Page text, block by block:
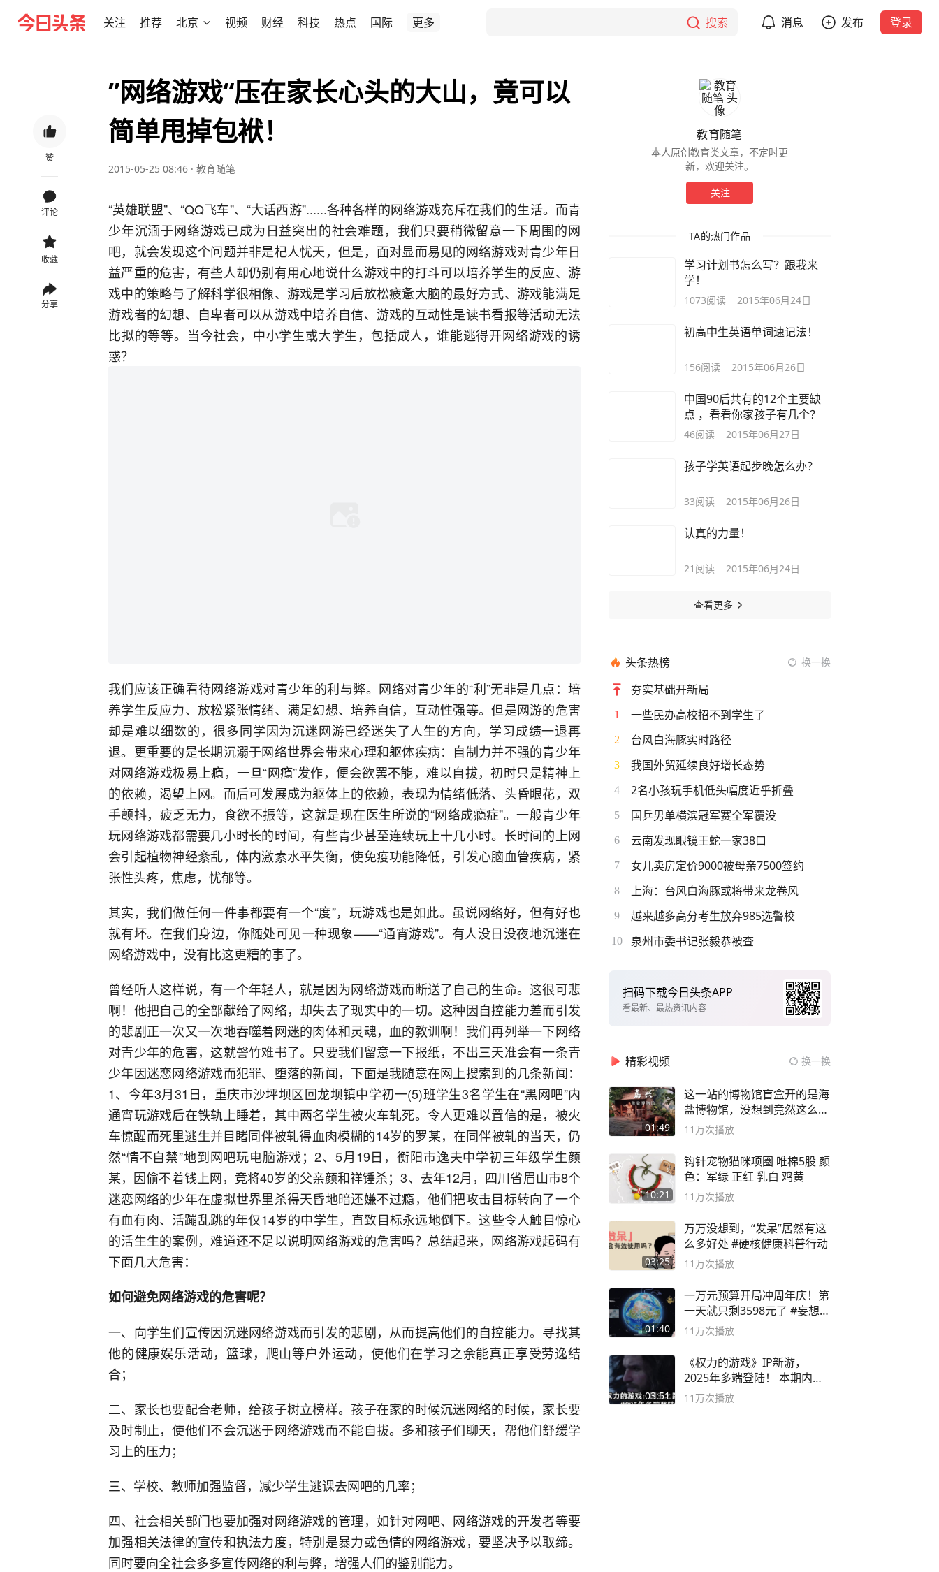
关注 推荐 北京 视频 财经 科技 热点 国际 更多 搜索 消息 发布 登录
赞
评论
收藏
分享
”网络游戏“压在家长心头的大山，竟可以
简单甩掉包袱！
2015-05-25 08:46 · 教育随笔
“英雄联盟”、“QQ飞车”、“大话西游”......各种各样的网络游戏充斥在我们的生活。而青
少年沉湎于网络游戏已成为日益突出的社会难题，我们只要稍微留意一下周围的网
吧，就会发现这个问题并非是杞人忧天，但是，面对显而易见的网络游戏对青少年日
益严重的危害，有些人却仍别有用心地说什么游戏中的打斗可以培养学生的反应、游
戏中的策略与了解科学很相像、游戏是学习后放松疲惫大脑的最好方式、游戏能满足
游戏者的幻想、自卑者可以从游戏中培养自信、游戏的互动性是读书看报等活动无法
比拟的等等。当今社会，中小学生或大学生，包括成人，谁能逃得开网络游戏的诱
惑？
我们应该正确看待网络游戏对青少年的利与弊。网络对青少年的“利”无非是几点：培
养学生反应力、放松紧张情绪、满足幻想、培养自信，互动性强等。但是网游的危害
却是难以细数的，很多同学因为沉迷网游已经迷失了人生的方向，学习成绩一退再
退。更重要的是长期沉溺于网络世界会带来心理和躯体疾病：自制力并不强的青少年
对网络游戏极易上瘾，一旦“网瘾”发作，便会欲罢不能，难以自拔，初时只是精神上
的依赖，渴望上网。而后可发展成为躯体上的依赖，表现为情绪低落、头昏眼花，双
手颤抖，疲乏无力，食欲不振等，这就是现在医生所说的“网络成瘾症”。一般青少年
玩网络游戏都需要几小时长的时间，有些青少甚至连续玩上十几小时。长时间的上网
会引起植物神经紊乱，体内激素水平失衡，使免疫功能降低，引发心脑血管疾病，紧
张性头疼，焦虑，忧郁等。
其实，我们做任何一件事都要有一个“度”，玩游戏也是如此。虽说网络好，但有好也
就有坏。在我们身边，你随处可见一种现象——“通宵游戏”。有人没日没夜地沉迷在
网络游戏中，没有比这更糟的事了。
曾经听人这样说，有一个年轻人，就是因为网络游戏而断送了自己的生命。这很可悲
啊！他把自己的全部献给了网络，却失去了现实中的一切。这种因自控能力差而引发
的悲剧正一次又一次地吞噬着网迷的肉体和灵魂，血的教训啊！我们再列举一下网络
对青少年的危害，这就謦竹难书了。只要我们留意一下报纸，不出三天准会有一条青
少年因迷恋网络游戏而犯罪、堕落的新闻，下面是我随意在网上搜索到的几条新闻：
1、今年3月31日，重庆市沙坪坝区回龙坝镇中学初一(5)班学生3名学生在“黑网吧”内
通宵玩游戏后在铁轨上睡着，其中两名学生被火车轧死。令人更难以置信的是，被火
车惊醒而死里逃生并目睹同伴被轧得血肉模糊的14岁的罗某，在同伴被轧的当天，仍
然“情不自禁”地到网吧玩电脑游戏；2、5月19日，衡阳市逸夫中学初三年级学生颜
某，因偷不着钱上网，竟将40岁的父亲颜和祥锤杀；3、去年12月，四川省眉山市8个
迷恋网络的少年在虚拟世界里杀得天昏地暗还嫌不过瘾，他们把攻击目标转向了一个
有血有肉、活蹦乱跳的年仅14岁的中学生，直致目标永远地倒下。这些令人触目惊心
的活生生的案例，难道还不足以说明网络游戏的危害吗？总结起来，网络游戏起码有
下面几大危害：
如何避免网络游戏的危害呢？
一、向学生们宣传因沉迷网络游戏而引发的悲剧，从而提高他们的自控能力。寻找其
他的健康娱乐活动，篮球，爬山等户外运动，使他们在学习之余能真正享受劳逸结
合；
二、家长也要配合老师，给孩子树立榜样。孩子在家的时候沉迷网络的时候，家长要
及时制止，使他们不会沉迷于网络游戏而不能自拔。多和孩子们聊天，帮他们舒缓学
习上的压力；
三、学校、教师加强监督，减少学生逃课去网吧的几率；
四、社会相关部门也要加强对网络游戏的管理，如针对网吧、网络游戏的开发者等要
加强相关法律的宣传和执法力度，特别是暴力或色情的网络游戏，要坚决予以取缔。
同时要向全社会多多宣传网络的利与弊，增强人们的鉴别能力。
教育随笔
本人原创教育类文章，不定时更
新，欢迎关注。
关注
TA的热门作品
学习计划书怎么写？跟我来
学！
1073阅读 2015年06月24日
初高中生英语单词速记法！
156阅读 2015年06月26日
中国90后共有的12个主要缺
点 ，看看你家孩子有几个？
46阅读 2015年06月27日
孩子学英语起步晚怎么办？
33阅读 2015年06月26日
认真的力量！
21 阅读 2015年06月24日
查看更多
头条热榜 换一换
夯实基础开新局
1 一些民办高校招不到学生了
2 台风白海豚实时路径
3 我国外贸延续良好增长态势
4 2名小孩玩手机低头幅度近乎折叠
5 国乒男单横滨冠军赛全军覆没
6 云南发现眼镜王蛇一家38口
7 女儿卖房定价9000被母亲7500签约
8 上海：台风白海豚或将带来龙卷风
9 越来越多高分考生放弃985选警校
10 泉州市委书记张毅恭被查
扫码下载今日头条APP
看最新、最热资讯内容
精彩视频 换一换
01:49
这一站的博物馆盲盒开的是海
盐博物馆，没想到竟然这么好
逛！
11万次播放
10:21
钩针宠物猫咪项圈 唯棉5股 颜
色：军绿 正红 乳白 鸡黄
11万次播放
03:25
万万没想到，“发呆”居然有这
么多好处 #硬核健康科普行动
11万次播放
01:40
一万元预算开局冲周年庆！第
一天就只剩3598元了 #妄想山
海
11万次播放
03:51
《权力的游戏》IP新游，
2025年多端登陆！ 本期内容
概要
11万次播放